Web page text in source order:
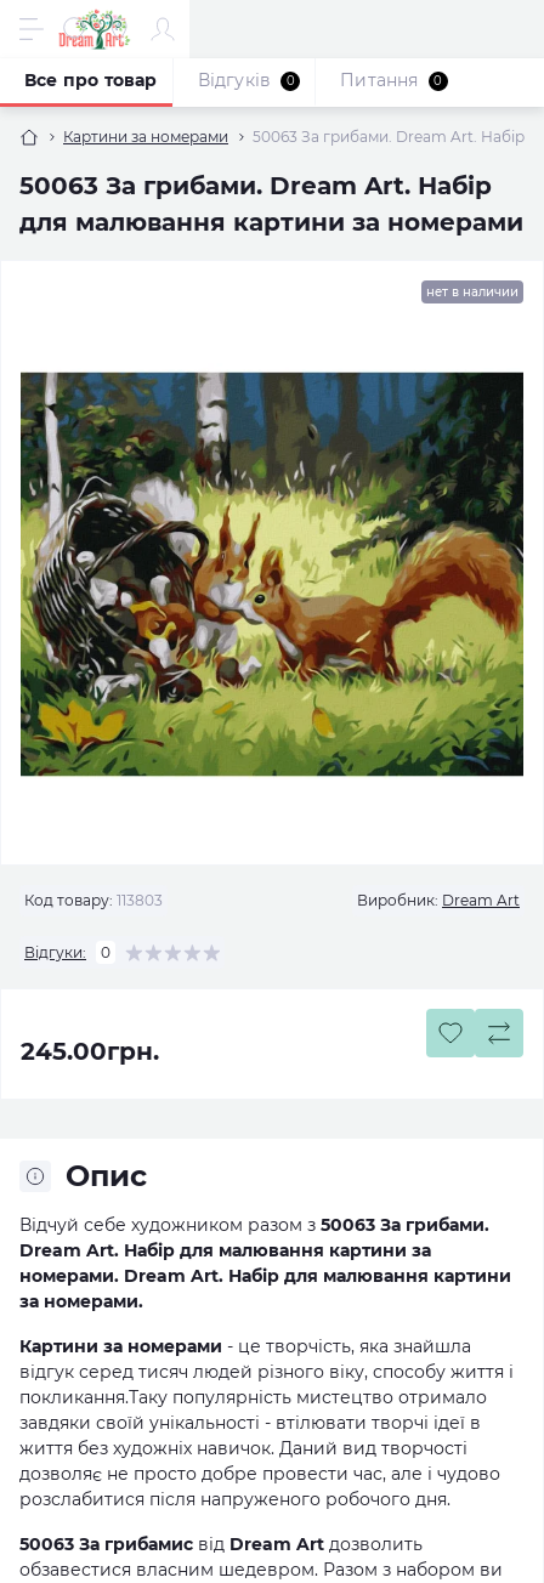
Картини за номерами 50063 За грибами. Dream Art. Набір
50063 За грибами. Dream Art. Набір
для малювання картини за номерами
Все про товар Відгуків 0 Питання 0
нет в наличии
Код товару: 113803 Виробник: Dream Art
Відгуки: 0
245.00грн.
Опис
Відчуй себе художником разом з 50063 За грибами.
Dream Art. Набір для малювання картини за
номерами. Dream Art. Набір для малювання картини
за номерами.
Картини за номерами - це творчість, яка знайшла
відгук серед тисяч людей різного віку, способу життя і
покликання.Таку популярність мистецтво отримало
завдяки своїй унікальності - втілювати творчі ідеї в
життя без художніх навичок. Даний вид творчості
дозволяє не просто добре провести час, але і чудово
розслабитися після напруженого робочого дня.
50063 За грибамис від Dream Art дозволить
обзавестися власним шедевром. Разом з набором ви